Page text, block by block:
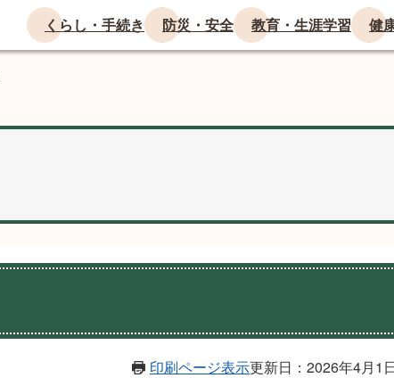
くらし・手続き 防災・安全 教育・生涯学習 健
更新日：2026年4月1
印刷ページ表示